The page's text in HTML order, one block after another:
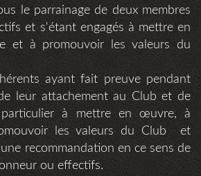
le parrainage de deux membres
et s'étant engagés à mettre en
et à promouvoir les valeurs du
ayant fait preuve pendant
leur attachement au Club et de
particulier à mettre en œuvre, à
les valeurs du Club et
recommandation en ce sens de
ou effectifs.